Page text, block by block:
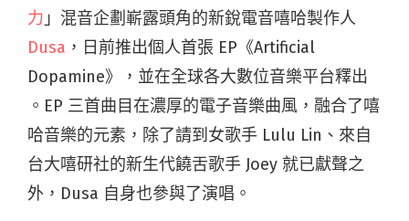
力 」混音企劃嶄露頭角的新銳電音嘻哈製作人
Dusa ，日前推出個人首張 EP《Artificial
Dopamine》，並在全球各大數位音樂平台釋出
。EP 三首曲目在濃厚的電子音樂曲風，融合了嘻
哈音樂的元素，除了請到女歌手 Lulu Lin、來自
台大嘻研社的新生代饒舌歌手 Joey 就已獻聲之
外，Dusa 自身也參與了演唱。